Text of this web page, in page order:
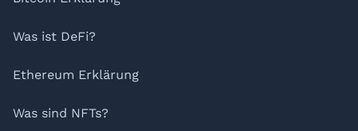
Was ist DeFi?
Ethereum Erklärung
Was sind NFTs?